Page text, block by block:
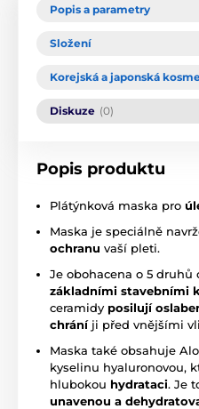
Popis a parametry
Složení
Korejská a japonská
Diskuze (0)
Popis produktu
Plátýnková maska pro
Maska je speciálně
ochranu vaší pleti.
Je obohacena o 5 druhů
základními stavebními
ceramidy posilují
chráníji před vnějšími
Maska také obsahuje
kyselinu hyaluronovou,
hlubokou hydrataci. Je
unavenou a